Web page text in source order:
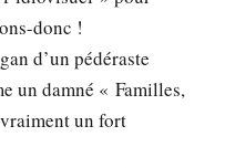
donc !
d’un pédéraste
un damné « Familles,
un fort